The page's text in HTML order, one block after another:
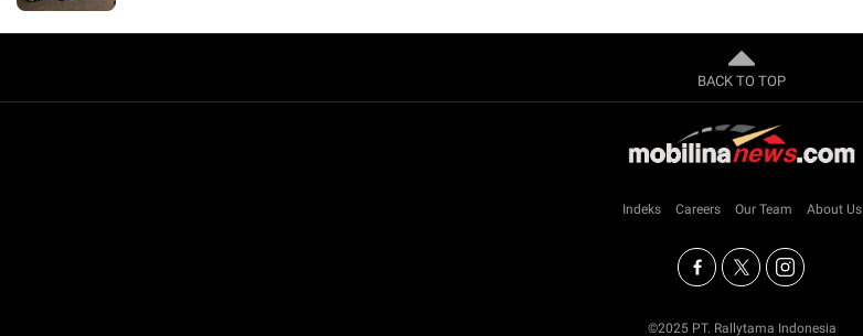
BACK TO TOP
Indeks Careers Our Team About Us
©2025 PT. Rallytama Indonesia